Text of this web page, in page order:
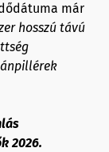
már
hosszú távú
2026.